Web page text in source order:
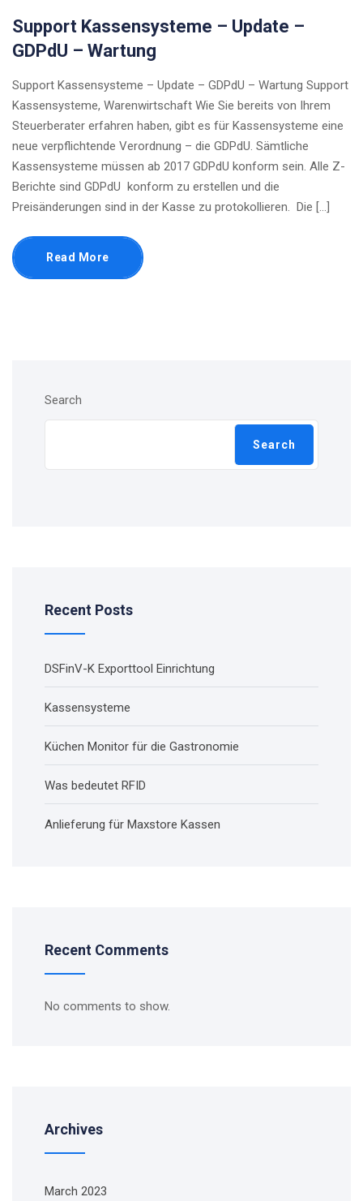
Support Kassensysteme – Update –
GDPdU – Wartung
Support Kassensysteme – Update – GDPdU – Wartung Support
Kassensysteme, Warenwirtschaft Wie Sie bereits von Ihrem
Steuerberater erfahren haben, gibt es für Kassensysteme eine
neue verpflichtende Verordnung – die GDPdU. Sämtliche
Kassensysteme müssen ab 2017 GDPdU konform sein. Alle Z-
Berichte sind GDPdU konform zu erstellen und die
Preisänderungen sind in der Kasse zu protokollieren. Die […]
Read More
Search
Search
Recent Posts
DSFinV-K Exporttool Einrichtung
Kassensysteme
Küchen Monitor für die Gastronomie
Was bedeutet RFID
Anlieferung für Maxstore Kassen
Recent Comments
No comments to show.
Archives
March 2023